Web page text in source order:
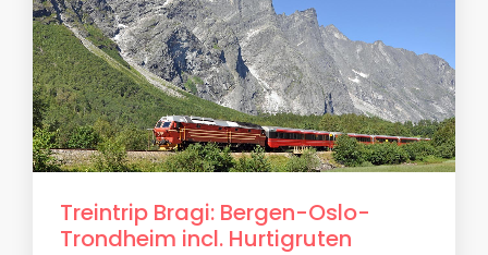
Treintrip Bragi: Bergen-Oslo-
Trondheim incl. Hurtigruten